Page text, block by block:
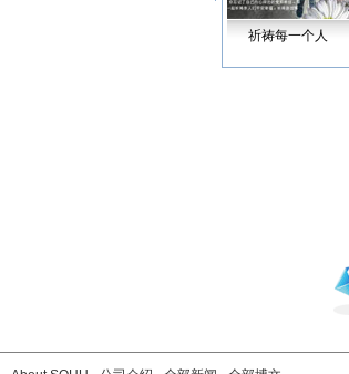
祈祷每一个人